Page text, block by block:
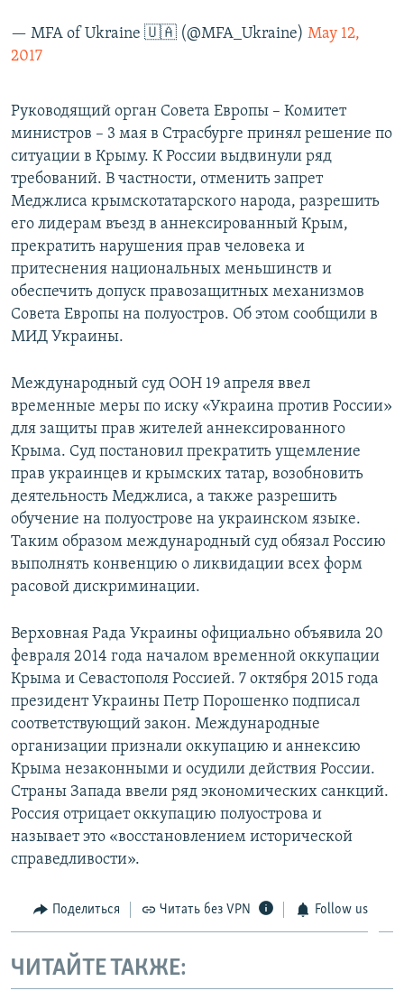
— MFA of Ukraine 🇺🇦 (@MFA_Ukraine) May 12,
2017
Руководящий орган Совета Европы – Комитет
министров – 3 мая в Страсбурге принял решение по
ситуации в Крыму. К России выдвинули ряд
требований. В частности, отменить запрет
Меджлиса крымскотатарского народа, разрешить
его лидерам въезд в аннексированный Крым,
прекратить нарушения прав человека и
притеснения национальных меньшинств и
обеспечить допуск правозащитных механизмов
Совета Европы на полуостров. Об этом сообщили в
МИД Украины.
Международный суд ООН 19 апреля ввел
временные меры по иску «Украина против России»
для защиты прав жителей аннексированного
Крыма. Суд постановил прекратить ущемление
прав украинцев и крымских татар, возобновить
деятельность Меджлиса, а также разрешить
обучение на полуострове на украинском языке.
Таким образом международный суд обязал Россию
выполнять конвенцию о ликвидации всех форм
расовой дискриминации.
Верховная Рада Украины официально объявила 20
февраля 2014 года началом временной оккупации
Крыма и Севастополя Россией. 7 октября 2015 года
президент Украины Петр Порошенко подписал
соответствующий закон. Международные
организации признали оккупацию и аннексию
Крыма незаконными и осудили действия России.
Страны Запада ввели ряд экономических санкций.
Россия отрицает оккупацию полуострова и
называет это «восстановлением исторической
справедливости».
Поделиться Читать без VPN Follow us
ЧИТАЙТЕ ТАКЖЕ: